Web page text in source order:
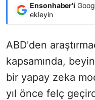
Ensonhaber'i
ekleyin
ABD'den
kapsamında,
bir yapay zeka
yıl önce felç